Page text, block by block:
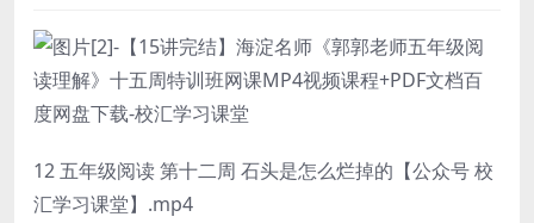
12 五年级阅读 第十二周 石头是怎么烂掉的【公众号 校
汇学习课堂】.mp4